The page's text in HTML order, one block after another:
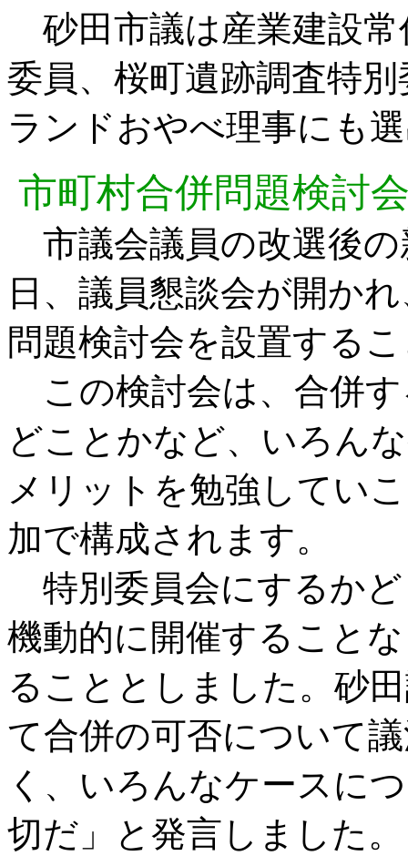
砂田市議は産業建設常
委員、桜町遺跡調査特
ランドおやべ理事にも
市町村合併問題検討
市議会議員の改選後の
日、議員懇談会が開か
問題検討会を設置する
この検討会は、合併
どことかなど、いろん
メリットを勉強してい
加で構成されます。
特別委員会にするか
機動的に開催すること
ることとしました。砂
て合併の可否について
く、いろんなケースに
切だ」と発言しました。